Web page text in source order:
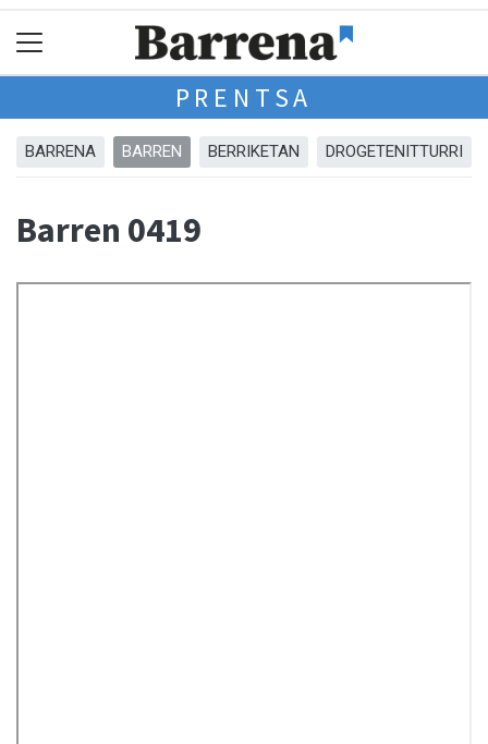
PRENTSA
BARRENA BARREN BERRIKETAN DROGETENITTURRI
Barren 0419